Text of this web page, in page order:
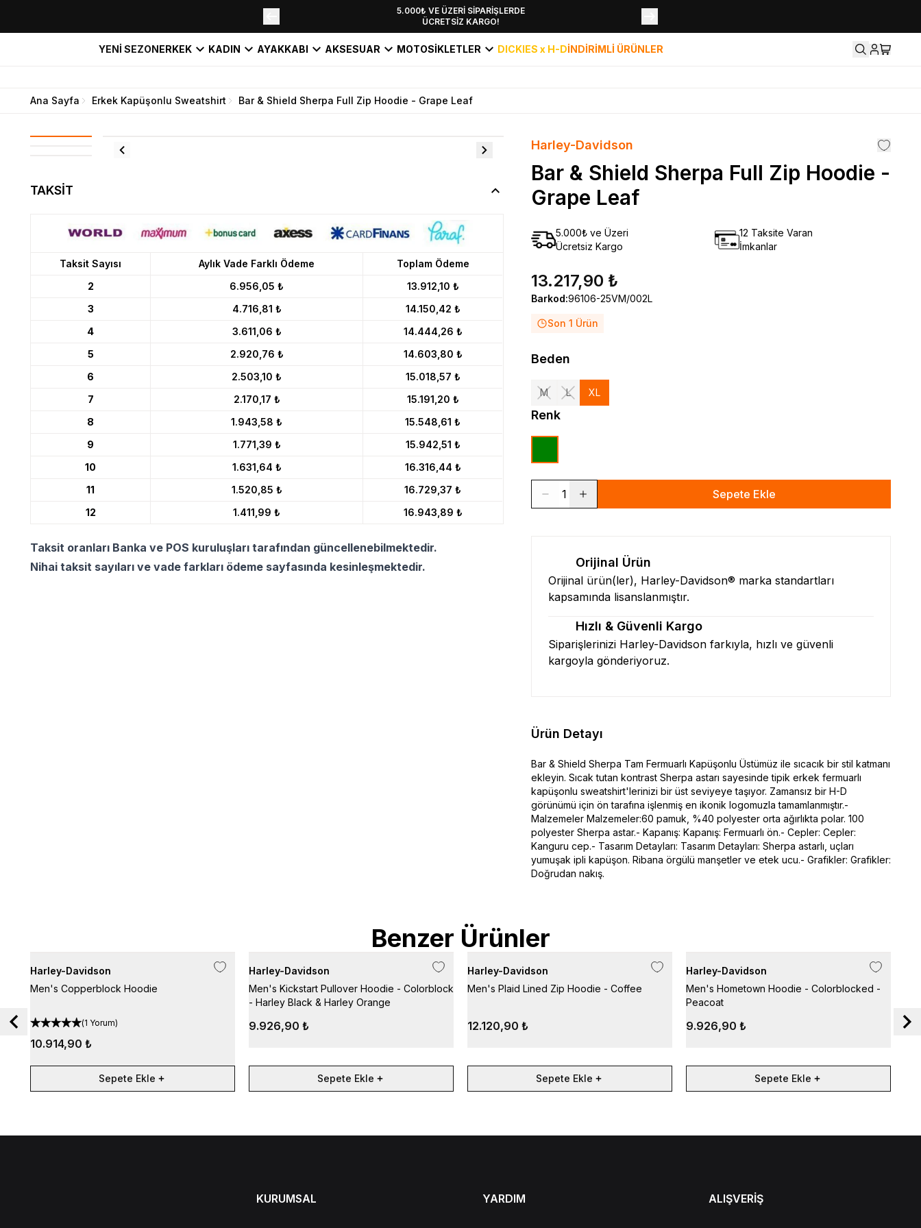
5.000₺ VE ÜZERİ SİPARİŞLERDE
ÜCRETSİZ KARGO!
YENİ SEZON KOLEKSİYONU EKLENDİ,
HEMEN KEŞFET!
YENİ SEZONERKEK KADIN AYAKKABI AKSESUAR MOTOSİKLETLER DICKIES x H-DİNDİRİMLİ ÜRÜNLER
Ana Sayfa Erkek Kapüşonlu Sweatshirt Bar & Shield Sherpa Full Zip Hoodie - Grape Leaf
TAKSİT
Taksit Sayısı Aylık Vade Farklı Ödeme
Toplam Ödeme
2
6.956,05 ₺
13.912,10 ₺
3
4.716,81 ₺
14.150,42 ₺
4
3.611,06 ₺
14.444,26 ₺
5
2.920,76 ₺
14.603,80 ₺
6
2.503,10 ₺
15.018,57 ₺
7
2.170,17 ₺
15.191,20 ₺
8
1.943,58 ₺
15.548,61 ₺
9
1.771,39 ₺
15.942,51 ₺
10
1.631,64 ₺
16.316,44 ₺
11
1.520,85 ₺
16.729,37 ₺
12
1.411,99 ₺ 16.943,89 ₺
Taksit oranları Banka ve POS kuruluşları tarafından güncellenebilmektedir.
Nihai taksit sayıları ve vade farkları ödeme sayfasında kesinleşmektedir.
Harley-Davidson
Bar & Shield Sherpa Full Zip Hoodie -
Grape Leaf
5.000₺ ve Üzeri
Ücretsiz Kargo
12 Taksite Varan
İmkanlar
13.217,90 ₺
Barkod:96106-25VM/002L
Son 1 Ürün
Beden
M L XL
Renk
1 Sepete Ekle
Orijinal Ürün
Orijinal ürün(ler), Harley-Davidson® marka standartları
kapsamında lisanslanmıştır.
Hızlı & Güvenli Kargo
Siparişlerinizi Harley-Davidson farkıyla, hızlı ve güvenli
kargoyla gönderiyoruz.
Ürün Detayı
Bar & Shield Sherpa Tam Fermuarlı Kapüşonlu Üstümüz ile sıcacık bir stil katmanı
ekleyin. Sıcak tutan kontrast Sherpa astarı sayesinde tipik erkek fermuarlı
kapüşonlu sweatshirt'lerinizi bir üst seviyeye taşıyor. Zamansız bir H-D
görünümü için ön tarafına işlenmiş en ikonik logomuzla tamamlanmıştır.-
Malzemeler Malzemeler:60 pamuk, %40 polyester orta ağırlıkta polar. 100
polyester Sherpa astar.- Kapanış: Kapanış: Fermuarlı ön.- Cepler: Cepler:
Kanguru cep.- Tasarım Detayları: Tasarım Detayları: Sherpa astarlı, uçları
yumuşak ipli kapüşon. Ribana örgülü manşetler ve etek ucu.- Grafikler: Grafikler:
Doğrudan nakış.
Benzer Ürünler
Harley-Davidson
Men's Copperblock Hoodie
(1 Yorum)
10.914,90 ₺
Sepete Ekle
Harley-Davidson
Men's Kickstart Pullover Hoodie - Colorblock
- Harley Black & Harley Orange
9.926,90 ₺
Sepete Ekle
Harley-Davidson
Men's Plaid Lined Zip Hoodie - Coffee
12.120,90 ₺
Sepete Ekle
Harley-Davidson
Men's Hometown Hoodie - Colorblocked -
Peacoat
9.926,90 ₺
Sepete Ekle
KURUMSAL YARDIM ALIŞVERİŞ